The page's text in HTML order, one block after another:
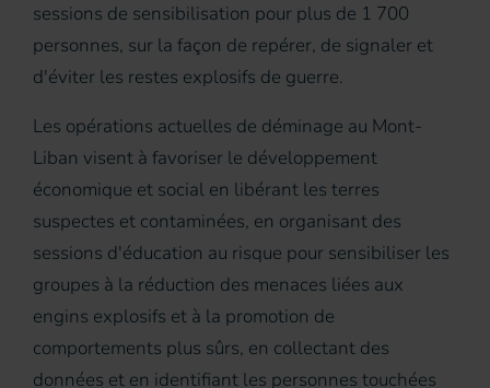
sessions de sensibilisation pour plus de 1 700
personnes, sur la façon de repérer, de signaler et
d'éviter les restes explosifs de guerre.
Les opérations actuelles de déminage au Mont-
Liban visent à favoriser le développement
économique et social en libérant les terres
suspectes et contaminées, en organisant des
sessions d'éducation au risque pour sensibiliser les
groupes à la réduction des menaces liées aux
engins explosifs et à la promotion de
comportements plus sûrs, en collectant des
données et en identifiant les personnes touchées